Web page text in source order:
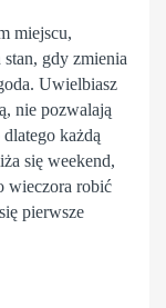
miejscu,
gdy zmienia
Uwielbiasz
nie pozwalają
każdą
się weekend,
wieczora robić
pierwsze